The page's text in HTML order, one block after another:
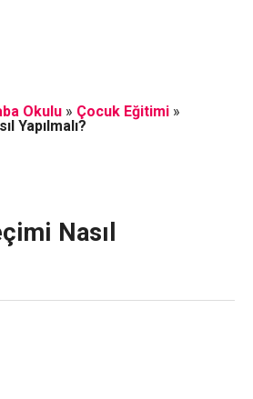
Okulu» Çocuk Eğitimi»
Yapılmalı?
Nasıl